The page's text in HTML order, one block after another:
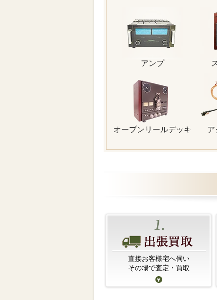
アンプ
オープンリールデッキ ア
直接お客様宅へ伺い
その場で査定・買取